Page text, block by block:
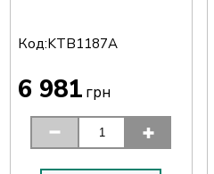
Код:KTB1187A
6 981грн